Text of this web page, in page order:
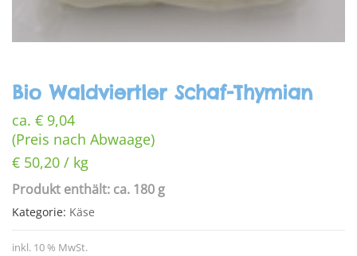
Bio Waldviertler Schaf-Thymian
ca. € 9,04
(Preis nach Abwaage)
€ 50,20 / kg
Produkt enthält: ca. 180 g
Kategorie: Käse
inkl. 10 % MwSt.